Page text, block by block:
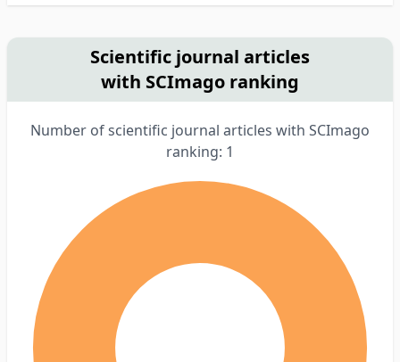
Scientific journal articles
with SCImago ranking
Number of scientific journal articles with SCImago
ranking: 1